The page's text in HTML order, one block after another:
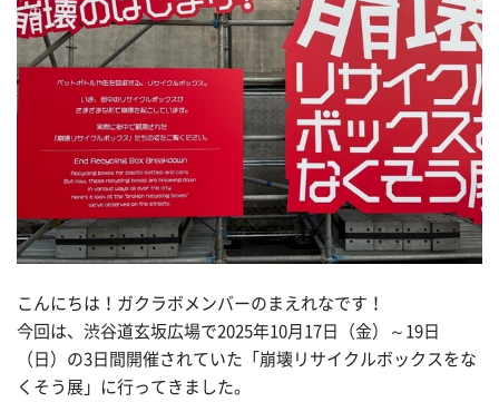
こんにちは！ガクラボメンバーのまえれなです！
今回は、渋谷道玄坂広場で2025年10月 17 日（金）～ 19 日
（日）の3 日間開催されていた「崩壊リサイクルボックスをな
くそう展」に行ってきました。